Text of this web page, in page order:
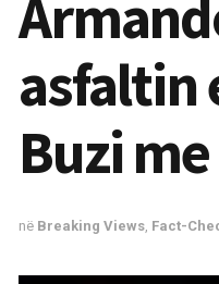
asfaltin
Buzi
në Breaking Views Fact-